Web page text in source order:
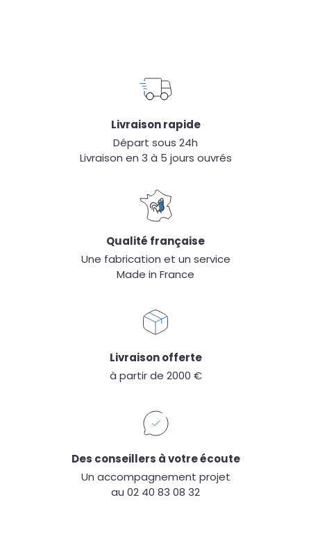
Livraison rapide
Départ sous 24h
Livraison en 3 à 5 jours ouvrés
Qualité française
Une fabrication et un service
Made in France
Livraison offerte
à partir de 2000 €
Des conseillers à votre écoute
Un accompagnement projet
au 02 40 83 08 32